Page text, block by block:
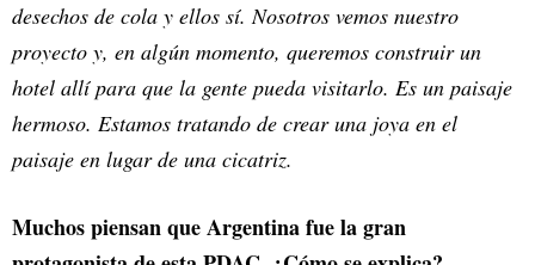
desechos de cola y ellos sí. Nosotros vemos nuestro
proyecto y, en algún momento, queremos construir un
hotel allí para que la gente pueda visitarlo. Es un paisaje
hermoso. Estamos tratando de crear una joya en el
paisaje en lugar de una cicatriz.
Muchos piensan que Argentina fue la gran